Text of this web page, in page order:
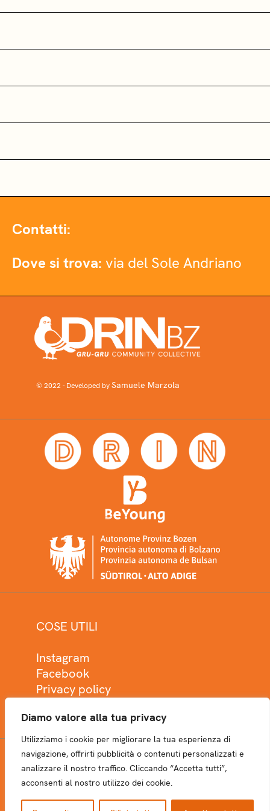
Diamo valore alla tua privacy
Utilizziamo i cookie per migliorare la tua esperienza di
navigazione, offrirti pubblicità o contenuti personalizzati e
analizzare il nostro traffico. Cliccando “Accetta tutti”,
acconsenti al nostro utilizzo dei cookie.
Contatti:
Dove si trova: via del Sole Andriano
© 2022 - Developed bySamuele Marzola
COSE UTILI
Instagram
Facebook
Privacy policy
NEWSLETTER